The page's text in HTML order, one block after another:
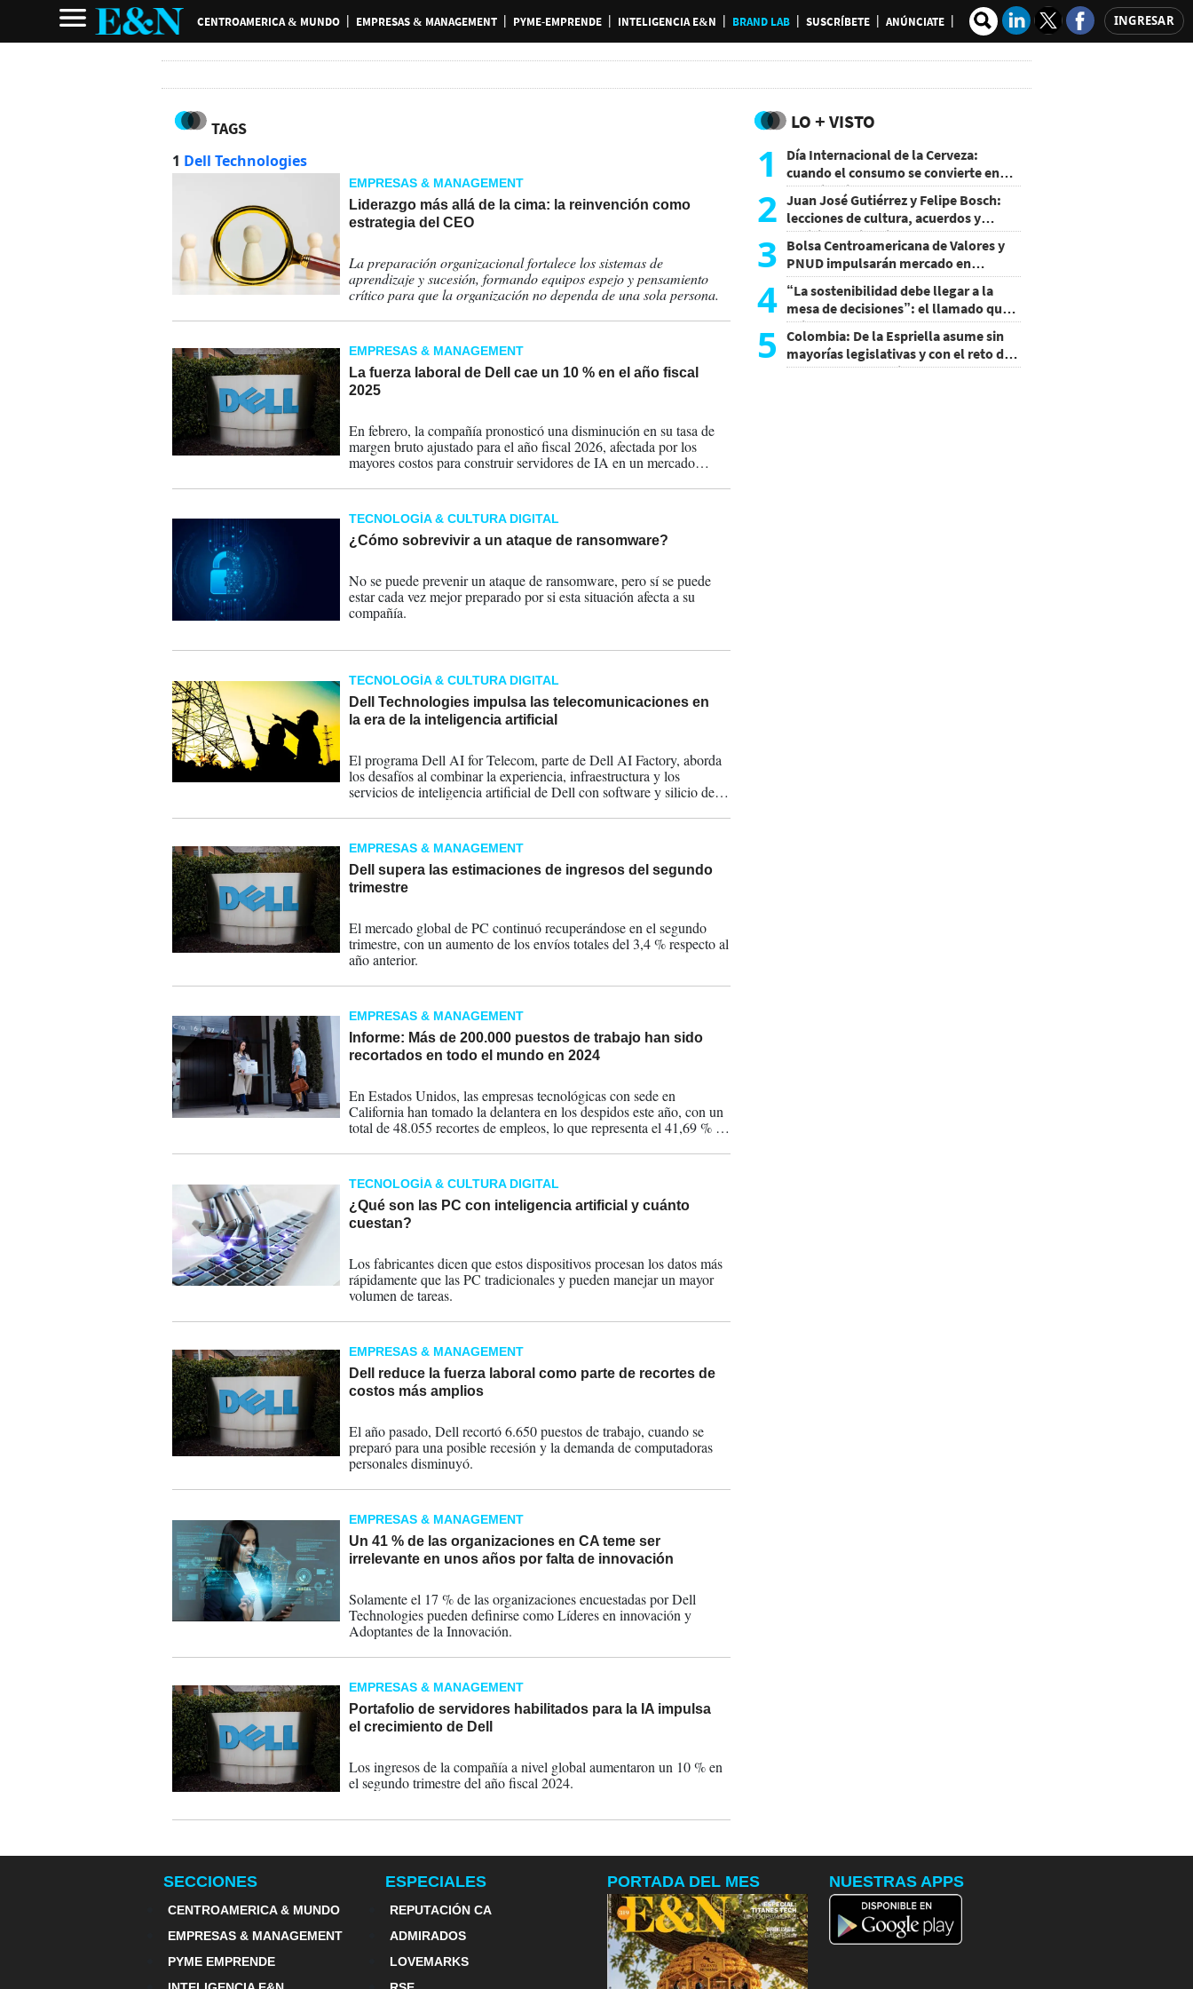
CENTROAMERICA & MUNDO EMPRESAS & MANAGEMENT PYME-EMPRENDE INTELIGENCIA E&N BRAND LAB SUSCRÍBETE ANÚNCIATE INGRESAR
TAGS
1 Dell Technologies
EMPRESAS & MANAGEMENT
Liderazgo más allá de la cima: la reinvención como
estrategia del CEO
La preparación organizacional fortalece los sistemas de
aprendizaje y sucesión, formando equipos espejo y pensamiento
crítico para que la organización no dependa de una sola persona.
EMPRESAS & MANAGEMENT
La fuerza laboral de Dell cae un 10 % en el año fiscal
2025
En febrero, la compañía pronosticó una disminución en su tasa de
margen bruto ajustado para el año fiscal 2026, afectada por los
mayores costos para construir servidores de IA en un mercado
TECNOLOGÍA & CULTURA DIGITAL
¿Cómo sobrevivir a un ataque de ransomware?
No se puede prevenir un ataque de ransomware, pero sí se puede
estar cada vez mejor preparado por si esta situación afecta a su
compañía.
TECNOLOGÍA & CULTURA DIGITAL
Dell Technologies impulsa las telecomunicaciones en
la era de la inteligencia artificial
El programa Dell AI for Telecom, parte de Dell AI Factory, aborda
los desafíos al combinar la experiencia, infraestructura y los
servicios de inteligencia artificial de Dell con software y silicio de
EMPRESAS & MANAGEMENT
Dell supera las estimaciones de ingresos del segundo
trimestre
El mercado global de PC continuó recuperándose en el segundo
trimestre, con un aumento de los envíos totales del 3,4 % respecto al
año anterior.
EMPRESAS & MANAGEMENT
Informe: Más de 200.000 puestos de trabajo han sido
recortados en todo el mundo en 2024
En Estados Unidos, las empresas tecnológicas con sede en
California han tomado la delantera en los despidos este año, con un
total de 48.055 recortes de empleos, lo que representa el 41,69 % de
TECNOLOGÍA & CULTURA DIGITAL
¿Qué son las PC con inteligencia artificial y cuánto
cuestan?
Los fabricantes dicen que estos dispositivos procesan los datos más
rápidamente que las PC tradicionales y pueden manejar un mayor
volumen de tareas.
EMPRESAS & MANAGEMENT
Dell reduce la fuerza laboral como parte de recortes de
costos más amplios
El año pasado, Dell recortó 6.650 puestos de trabajo, cuando se
preparó para una posible recesión y la demanda de computadoras
personales disminuyó.
EMPRESAS & MANAGEMENT
Un 41 % de las organizaciones en CA teme ser
irrelevante en unos años por falta de innovación
Solamente el 17 % de las organizaciones encuestadas por Dell
Technologies pueden definirse como Líderes en innovación y
Adoptantes de la Innovación.
EMPRESAS & MANAGEMENT
Portafolio de servidores habilitados para la IA impulsa
el crecimiento de Dell
Los ingresos de la compañía a nivel global aumentaron un 10 % en
el segundo trimestre del año fiscal 2024.
LO + VISTO
1
Día Internacional de la Cerveza:
cuando el consumo se convierte en
experiencia
2 Juan José Gutiérrez y Felipe Bosch:
lecciones de cultura, acuerdos y
decisiones sin miedo
3 Bolsa Centroamericana de Valores y
PNUD impulsarán mercado en
Honduras
4 “La sostenibilidad debe llegar a la
mesa de decisiones”: el llamado que
deja CentraRSE
5
Colombia: De la Espriella asume sin
mayorías legislativas y con el reto de
recuperar la seguridad
SECCIONES
CENTROAMERICA & MUNDO
EMPRESAS & MANAGEMENT
PYME EMPRENDE
ESPECIALES
REPUTACIÓN CA
ADMIRADOS
LOVEMARKS
PORTADA DEL MES NUESTRAS APPS